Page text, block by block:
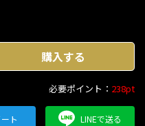
購入する
必要ポイント： 238pt
ト LINEで送る